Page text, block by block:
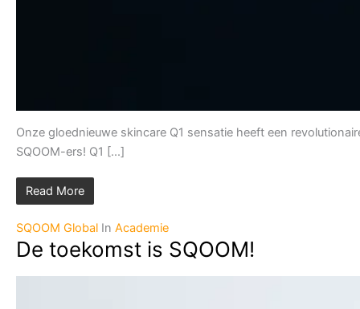
Onze gloednieuwe skincare Q1 sensatie heeft een
SQOOM-ers! Q1 [...]
Read More
SQOOM Global In Academie
De toekomst is SQOOM!